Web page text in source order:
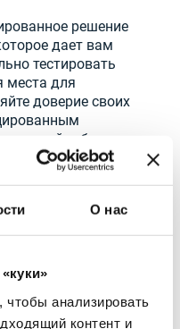
О нас
анализировать
контент и
решение
дает вам
тестировать
места для
доверие своих
больше
социально
сделать нашу